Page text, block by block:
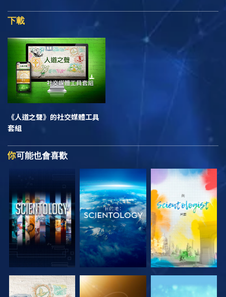
下載
《人道之聲》 的社交媒體工具
套組
你可能也會喜歡